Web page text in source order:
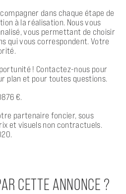
dans chaque étape de
à la réalisation. Nous vous
vous permettant de choisir
qui vous correspondent. Votre
! Contactez-nous pour
plan et pour toutes questions.
€.
partenaire foncier, sous
et visuels non contractuels.
CETTE ANNONCE ?